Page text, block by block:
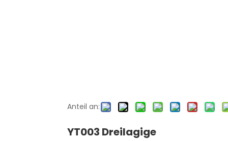
Anteil an:
YT003 Dreilagige